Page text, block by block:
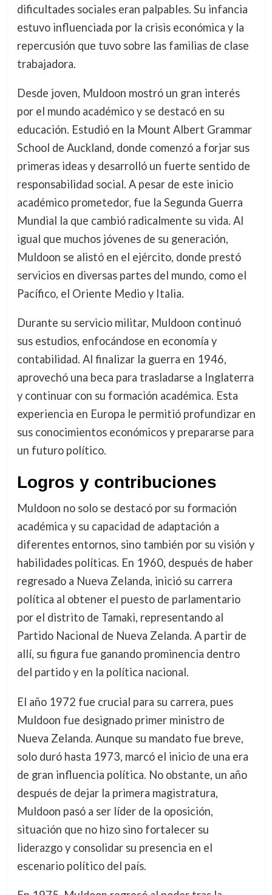
dificultades sociales eran palpables. Su infancia
estuvo influenciada por la crisis económica y la
repercusión que tuvo sobre las familias de clase
trabajadora.
Desde joven, Muldoon mostró un gran interés
por el mundo académico y se destacó en su
educación. Estudió en la Mount Albert Grammar
School de Auckland, donde comenzó a forjar sus
primeras ideas y desarrolló un fuerte sentido de
responsabilidad social. A pesar de este inicio
académico prometedor, fue la Segunda Guerra
Mundial la que cambió radicalmente su vida. Al
igual que muchos jóvenes de su generación,
Muldoon se alistó en el ejército, donde prestó
servicios en diversas partes del mundo, como el
Pacífico, el Oriente Medio y Italia.
Durante su servicio militar, Muldoon continuó
sus estudios, enfocándose en economía y
contabilidad. Al finalizar la guerra en 1946,
aprovechó una beca para trasladarse a Inglaterra
y continuar con su formación académica. Esta
experiencia en Europa le permitió profundizar en
sus conocimientos económicos y prepararse para
un futuro político.
Logros y contribuciones
Muldoon no solo se destacó por su formación
académica y su capacidad de adaptación a
diferentes entornos, sino también por su visión y
habilidades políticas. En 1960, después de haber
regresado a Nueva Zelanda, inició su carrera
política al obtener el puesto de parlamentario
por el distrito de Tamaki, representando al
Partido Nacional de Nueva Zelanda. A partir de
allí, su figura fue ganando prominencia dentro
del partido y en la política nacional.
El año 1972 fue crucial para su carrera, pues
Muldoon fue designado primer ministro de
Nueva Zelanda. Aunque su mandato fue breve,
solo duró hasta 1973, marcó el inicio de una era
de gran influencia política. No obstante, un año
después de dejar la primera magistratura,
Muldoon pasó a ser líder de la oposición,
situación que no hizo sino fortalecer su
liderazgo y consolidar su presencia en el
escenario político del país.